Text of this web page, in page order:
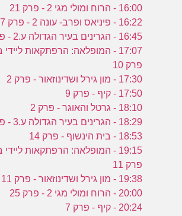
16:00 - הרוח ומולי מגי 2 - פרק 21
16:22 - פיניאס ופרב- עונה 2 - פרק 57
16:45 - הגרינים בעיר הגדולה ע.2 - פרק 36
פרק 10
17:30 - מון גירל ושדינוזאור - פרק 2
17:50 - קיף - פרק 9
18:10 - גרטל והאוגר - פרק 2
18:29 - הגרינים בעיר הגדולה ע.3 - פרק 78
18:53 - בית הינשוף - פרק 14
פרק 11
19:38 - מון גירל ושדינוזאור - פרק 11
20:00 - הרוח ומולי מגי 2 - פרק 25
20:24 - קיף - פרק 7